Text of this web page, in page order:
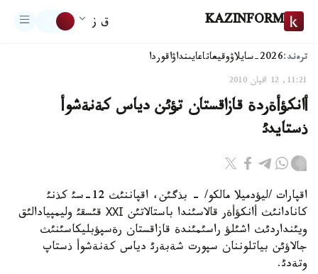
KAZINFORM ق ز
ترەند:2026-سايلاۋ وقيعاتاعايىنداۋاقوردا
11:21, 12 اقپان 2010
أانكؤأةردة قازاقستان تؤئن دياس كةنةشوأ
ذستايدئ
اقپارات /ليؤدميلا مالكو/ - بذگئن، اقپاننئث 12-سئ كذنئ
كانادانئث أانكؤأةر قالاسئندا باستالاتئن ХХІ قئسقئ وليمپيادالئق
ويئنداردئث اشئلؤ راسئمئندة قازاقستان رةسپؤبليكاسئنئث
جالاؤئن بياتلوننان سپورت شةبةرئ دياس كةنةشوأ ذستاپ
وتةدئ.